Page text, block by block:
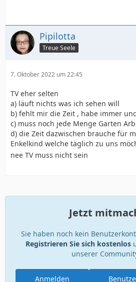
Pipilotta
Treue Seele
7. Oktober 2022 um 22:45
TV eher selten
a) läuft nichts was ich sehen will
b) fehlt mir die Zeit , habe immer
c) muss noch jede Menge Garten
d) die Zeit dazwischen brauche für
Enkelkind welche täglich zu uns
nee TV muss nicht sein
Jetzt
Sie haben noch kein
Registrieren Sie sich kostenlos
unserer
Anmelden